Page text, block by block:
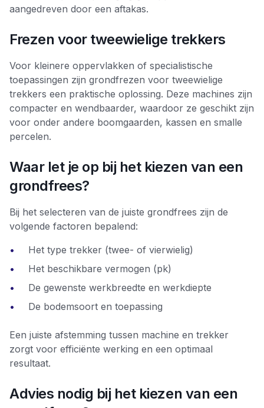
aangedreven door een aftakas.
Frezen voor tweewielige trekkers
Voor kleinere oppervlakken of specialistische
toepassingen zijn grondfrezen voor tweewielige
trekkers een praktische oplossing. Deze machines zijn
compacter en wendbaarder, waardoor ze geschikt zijn
voor onder andere boomgaarden, kassen en smalle
percelen.
Waar let je op bij het kiezen van een
grondfrees?
Bij het selecteren van de juiste grondfrees zijn de
volgende factoren bepalend:
Het type trekker (twee- of vierwielig)
Het beschikbare vermogen (pk)
De gewenste werkbreedte en werkdiepte
De bodemsoort en toepassing
Een juiste afstemming tussen machine en trekker
zorgt voor efficiënte werking en een optimaal
resultaat.
Advies nodig bij het kiezen van een